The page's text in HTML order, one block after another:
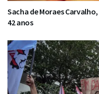
Sacha de Moraes
42 anos